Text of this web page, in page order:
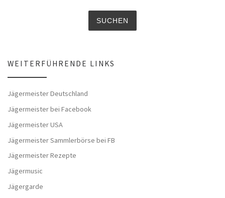
WEITERFÜHRENDE LINKS
Jägermeister Deutschland
Jägermeister bei Facebook
Jägermeister USA
Jägermeister Sammlerbörse bei FB
Jägermeister Rezepte
Jägermusic
Jägergarde